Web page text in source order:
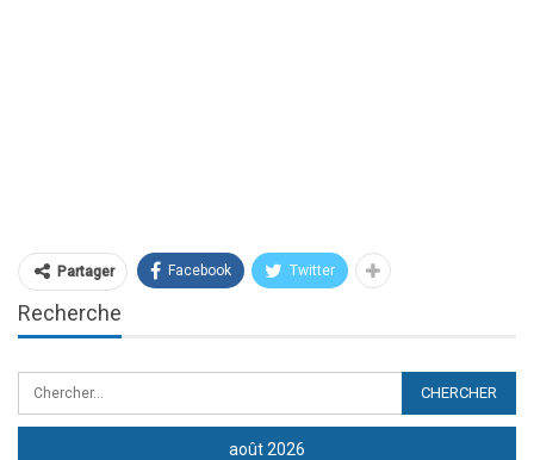
Partager Facebook Twitter
Recherche
août 2026